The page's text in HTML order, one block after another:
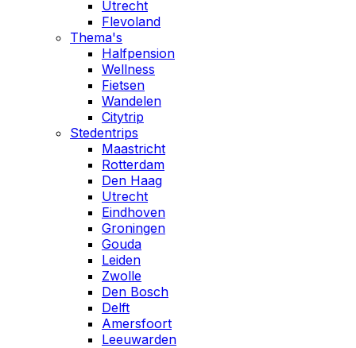
Utrecht
Flevoland
Thema's
Halfpension
Wellness
Fietsen
Wandelen
Citytrip
Stedentrips
Maastricht
Rotterdam
Den Haag
Utrecht
Eindhoven
Groningen
Gouda
Leiden
Zwolle
Den Bosch
Delft
Amersfoort
Leeuwarden